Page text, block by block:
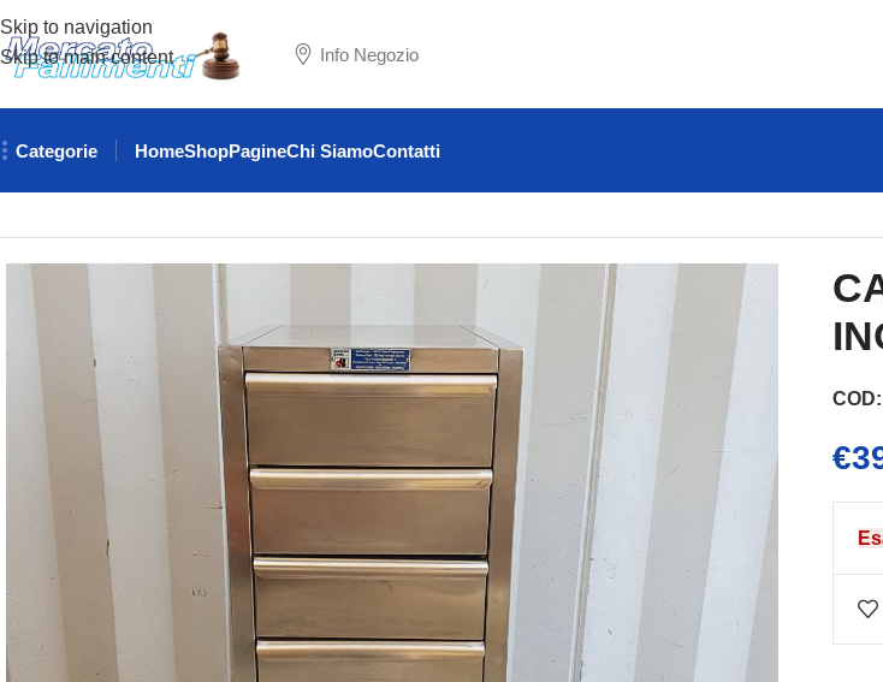
Skip to navigation
Skip to main content
Info Negozio
Categorie HomeShopPagineChi SiamoContatti
COD:
€